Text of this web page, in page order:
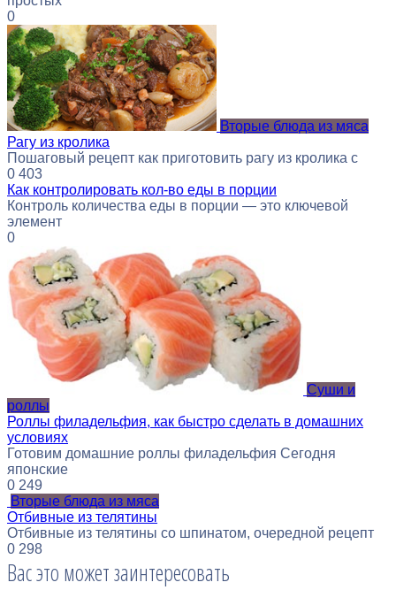
0
Вторые блюда из мяса
Рагу из кролика
Пошаговый рецепт как приготовить рагу из кролика с
0 403
Как контролировать кол-во еды в порции
Контроль количества еды в порции — это ключевой
элемент
0
Суши и
роллы
Роллы филадельфия, как быстро сделать в домашних
условиях
Готовим домашние роллы филадельфия Сегодня
японские
0 249
Вторые блюда из мяса
Отбивные из телятины
Отбивные из телятины со шпинатом, очередной рецепт
0 298
Вас это может заинтересовать